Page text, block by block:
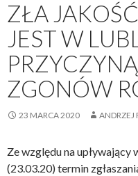
t
n
e
M
i
s
t
ZŁA
JEST W
ZGONÓW
23 MARCA 2020 ANDRZEJ
Ze względu na upływający
(23.03.20) termin